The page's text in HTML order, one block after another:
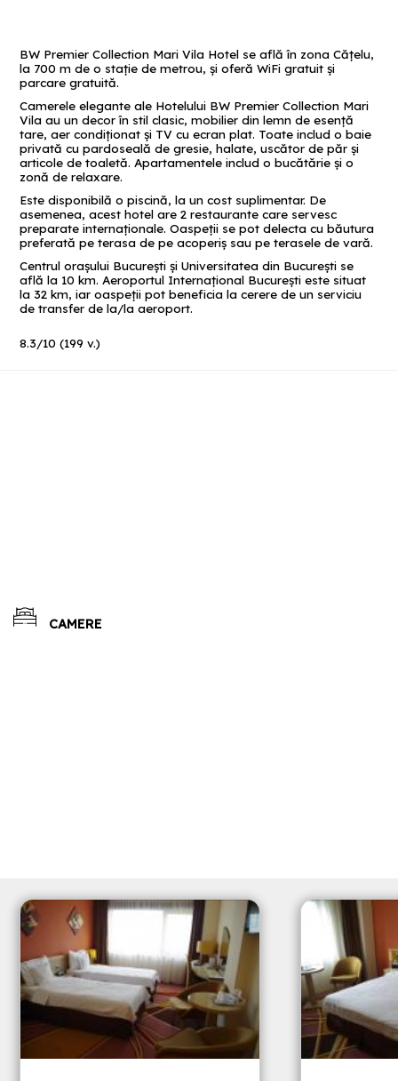
BW Premier Collection Mari Vila Hotel se află în zona Căţelu,
la 700 m de o staţie de metrou, şi oferă WiFi gratuit şi
parcare gratuită.
Camerele elegante ale Hotelului BW Premier Collection Mari
Vila au un decor în stil clasic, mobilier din lemn de esență
tare, aer condiţionat şi TV cu ecran plat. Toate includ o baie
privată cu pardoseală de gresie, halate, uscător de păr şi
articole de toaletă. Apartamentele includ o bucătărie şi o
zonă de relaxare.
Este disponibilă o piscină, la un cost suplimentar. De
asemenea, acest hotel are 2 restaurante care servesc
preparate internaționale. Oaspeţii se pot delecta cu băutura
preferată pe terasa de pe acoperiş sau pe terasele de vară.
Centrul oraşului Bucureşti şi Universitatea din Bucureşti se
află la 10 km. Aeroportul Internaţional Bucureşti este situat
la 32 km, iar oaspeții pot beneficia la cerere de un serviciu
de transfer de la/la aeroport.
8.3/10 (199 v.)
CAMERE